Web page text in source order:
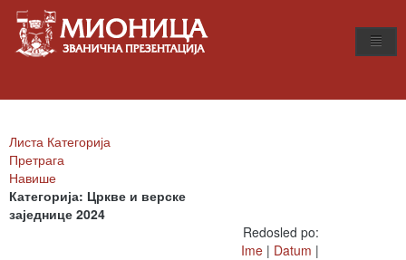
Листа Категорија
Претрага
Навише
Категорија: Цркве и верске
заједнице 2024
Redosled po:
Ime | Datum |